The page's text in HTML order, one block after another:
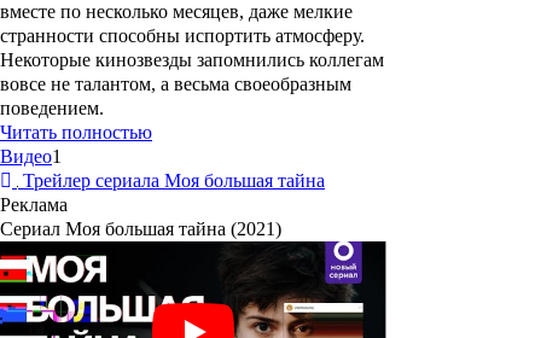
вместе по несколько месяцев, даже мелкие
странности способны испортить атмосферу.
Некоторые кинозвезды запомнились коллегам
вовсе не талантом, а весьма своеобразным
поведением.
Читать полностью
Видео1
Трейлер сериала Моя большая тайна
Реклама
Сериал Моя большая тайна (2021)